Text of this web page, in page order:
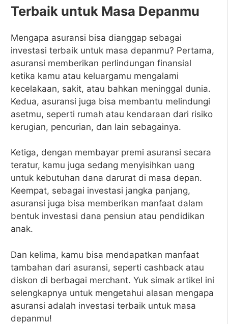
Terbaik untuk Masa Depanmu
Mengapa asuransi bisa dianggap sebagai
investasi terbaik untuk masa depanmu? Pertama,
asuransi memberikan perlindungan finansial
ketika kamu atau keluargamu mengalami
kecelakaan, sakit, atau bahkan meninggal dunia.
Kedua, asuransi juga bisa membantu melindungi
asetmu, seperti rumah atau kendaraan dari risiko
kerugian, pencurian, dan lain sebagainya.
Ketiga, dengan membayar premi asuransi secara
teratur, kamu juga sedang menyisihkan uang
untuk kebutuhan dana darurat di masa depan.
Keempat, sebagai investasi jangka panjang,
asuransi juga bisa memberikan manfaat dalam
bentuk investasi dana pensiun atau pendidikan
anak.
Dan kelima, kamu bisa mendapatkan manfaat
tambahan dari asuransi, seperti cashback atau
diskon di berbagai merchant. Yuk simak artikel ini
selengkapnya untuk mengetahui alasan mengapa
asuransi adalah investasi terbaik untuk masa
depanmu!